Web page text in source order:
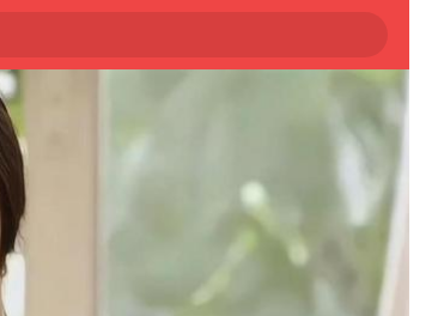
副书记、董事宋致远被查
险半圆
伤